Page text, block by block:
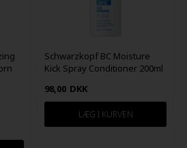
Schwarzkopf BC Moisture
Kick Spray Conditioner 200ml
98,00 DKK